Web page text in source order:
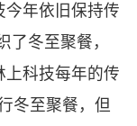
年依旧保持传
冬至聚餐，
上科技每年的传
冬至聚餐，但